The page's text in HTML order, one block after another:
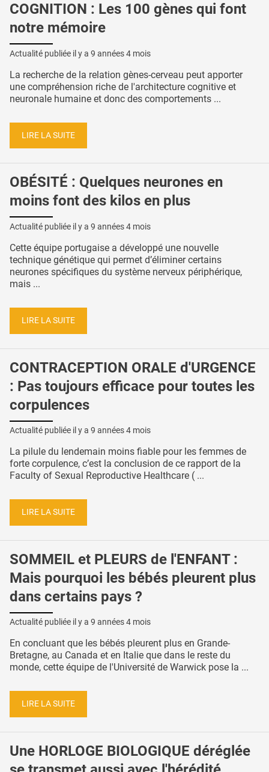
COGNITION : Les 100 gènes qui font
notre mémoire
Actualité publiée il y a 9 années 4 mois
La recherche de la relation gènes-cerveau peut apporter
une compréhension riche de l'architecture cognitive et
neuronale humaine et donc des comportements ...
LIRE LA SUITE
OBÉSITÉ : Quelques neurones en
moins font des kilos en plus
Actualité publiée il y a 9 années 4 mois
Cette équipe portugaise a développé une nouvelle
technique génétique qui permet d’éliminer certains
neurones spécifiques du système nerveux périphérique,
mais ...
LIRE LA SUITE
CONTRACEPTION ORALE d'URGENCE
: Pas toujours efficace pour toutes les
corpulences
Actualité publiée il y a 9 années 4 mois
La pilule du lendemain moins fiable pour les femmes de
forte corpulence, c’est la conclusion de ce rapport de la
Faculty of Sexual Reproductive Healthcare ( ...
LIRE LA SUITE
SOMMEIL et PLEURS de l'ENFANT :
Mais pourquoi les bébés pleurent plus
dans certains pays ?
Actualité publiée il y a 9 années 4 mois
En concluant que les bébés pleurent plus en Grande-
Bretagne, au Canada et en Italie que dans le reste du
monde, cette équipe de l'Université de Warwick pose la ...
LIRE LA SUITE
Une HORLOGE BIOLOGIQUE déréglée